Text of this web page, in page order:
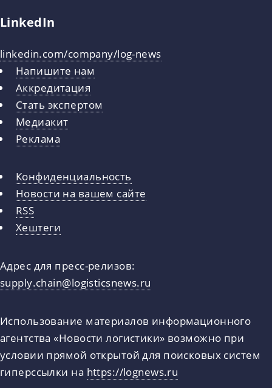
LinkedIn
linkedin.com/company/log-news
Напишите нам
Аккредитация
Стать экспертом
Медиакит
Реклама
Конфиденциальность
Новости на вашем сайте
RSS
Хештеги
Адрес для пресс-релизов:
supply.chain@logisticsnews.ru
Использование материалов информационного
агентства «Новости логистики» возможно при
условии прямой открытой для поисковых систем
гиперссылки на https://lognews.ru